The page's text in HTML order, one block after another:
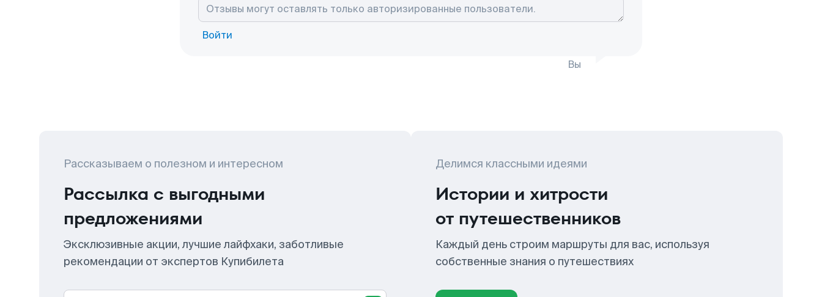
Войти
Вы
Рассказываем о полезном и интересном
Рассылка с выгодными
предложениями
Эксклюзивные акции, лучшие лайфхаки, заботливые
рекомендации от экспертов Купибилета
Делимся классными идеями
Истории и хитрости
от путешественников
Каждый день строим маршруты для вас, используя
собственные знания о путешествиях